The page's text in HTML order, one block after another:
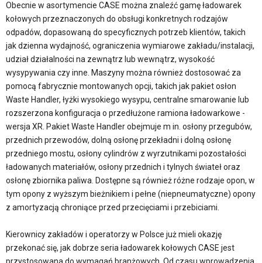
Obecnie w asortymencie CASE można znaleźć gamę ładowarek
kołowych przeznaczonych do obsługi konkretnych rodzajów
odpadów, dopasowaną do specyficznych potrzeb klientów, takich
jak dzienna wydajność, ograniczenia wymiarowe zakładu/instalacji,
udział działalności na zewnątrz lub wewnątrz, wysokość
wysypywania czy inne. Maszyny można również dostosować za
pomocą fabrycznie montowanych opcji, takich jak pakiet osłon
Waste Handler, łyżki wysokiego wysypu, centralne smarowanie lub
rozszerzona konfiguracja o przedłużone ramiona ładowarkowe -
wersja XR. Pakiet Waste Handler obejmuje m in. osłony przegubów,
przednich przewodów, dolną osłonę przekładni i dolną osłonę
przedniego mostu, osłony cylindrów z wyrzutnikami pozostałości
ładowanych materiałów, osłony przednich i tylnych świateł oraz
osłonę zbiornika paliwa. Dostępne są również różne rodzaje opon, w
tym opony z wyższym bieżnikiem i pełne (niepneumatyczne) opony
z amortyzacją chroniące przed przecięciami i przebiciami.
Kierownicy zakładów i operatorzy w Polsce już mieli okazję
przekonać się, jak dobrze seria ładowarek kołowych CASE jest